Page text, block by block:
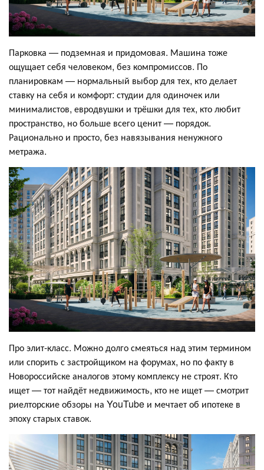
Парковка — подземная и придомовая. Машина тоже
ощущает себя человеком, без компромиссов. По
планировкам — нормальный выбор для тех, кто делает
ставку на себя и комфорт: студии для одиночек или
минималистов, евродвушки и трёшки для тех, кто любит
пространство, но больше всего ценит — порядок.
Рационально и просто, без навязывания ненужного
метража.
Про элит-класс. Можно долго смеяться над этим термином
или спорить с застройщиком на форумах, но по факту в
Новороссийске аналогов этому комплексу не строят. Кто
ищет — тот найдёт недвижимость, кто не ищет — смотрит
риелторские обзоры на YouTube и мечтает об ипотеке в
эпоху старых ставок.